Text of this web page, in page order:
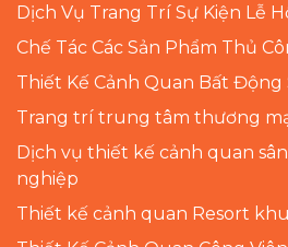
Dịch Vụ Trang Trí Sự Kiện Lễ
Chế Tác Các Sản Phẩm Thủ
Thiết Kế Cảnh Quan Bất Động
Trang trí trung tâm thương
Dịch vụ thiết kế cảnh quan
nghiệp
Thiết kế cảnh quan Resort